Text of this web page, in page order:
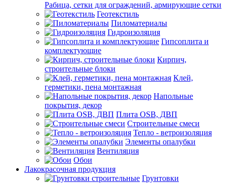
Рабица, сетки для ограждений, армирующие сетки
Геотекстиль
Пиломатериалы
Гидроизоляция
Гипсоплита и
комплектующие
Кирпич,
строительные блоки
Клей,
герметики, пена монтажная
Напольные
покрытия, декор
Плита OSB, ДВП
Строительные смеси
Тепло - ветроизоляция
Элементы опалубки
Вентиляция
Обои
Лакокрасочная продукция
Грунтовки